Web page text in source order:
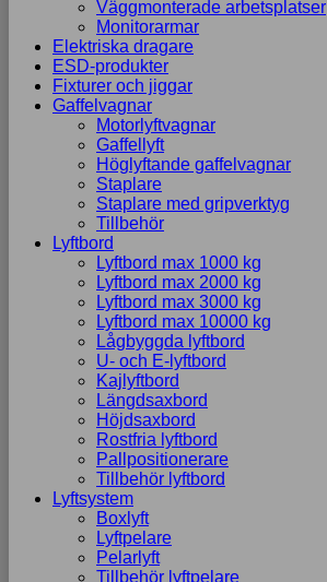
Väggmonterade arbetsplatser
Monitorarmar
Elektriska dragare
ESD-produkter
Fixturer och jiggar
Gaffelvagnar
Motorlyftvagnar
Gaffellyft
Höglyftande gaffelvagnar
Staplare
Staplare med gripverktyg
Tillbehör
Lyftbord
Lyftbord max 1000 kg
Lyftbord max 2000 kg
Lyftbord max 3000 kg
Lyftbord max 10000 kg
Lågbyggda lyftbord
U- och E-lyftbord
Kajlyftbord
Längdsaxbord
Höjdsaxbord
Rostfria lyftbord
Pallpositionerare
Tillbehör lyftbord
Lyftsystem
Boxlyft
Lyftpelare
Pelarlyft
Tillbehör lyftpelare